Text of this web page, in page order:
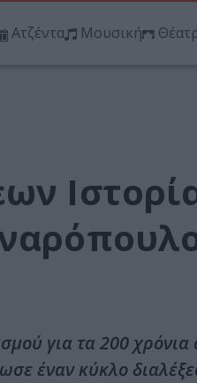
Ατζέντα Μουσική
για τα 200
έναν κύκλο